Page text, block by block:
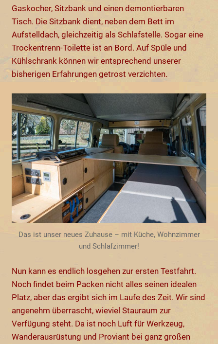
Gaskocher, Sitzbank und einen demontierbaren
Tisch. Die Sitzbank dient, neben dem Bett im
Aufstelldach, gleichzeitig als Schlafstelle. Sogar eine
Trockentrenn-Toilette ist an Bord. Auf Spüle und
Kühlschrank können wir entsprechend unserer
bisherigen Erfahrungen getrost verzichten.
Das ist unser neues Zuhause – mit Küche, Wohnzimmer
und Schlafzimmer!
Nun kann es endlich losgehen zur ersten Testfahrt.
Noch findet beim Packen nicht alles seinen idealen
Platz, aber das ergibt sich im Laufe des Zeit. Wir sind
angenehm überrascht, wieviel Stauraum zur
Verfügung steht. Da ist noch Luft für Werkzeug,
Wanderausrüstung und Proviant bei ganz großen